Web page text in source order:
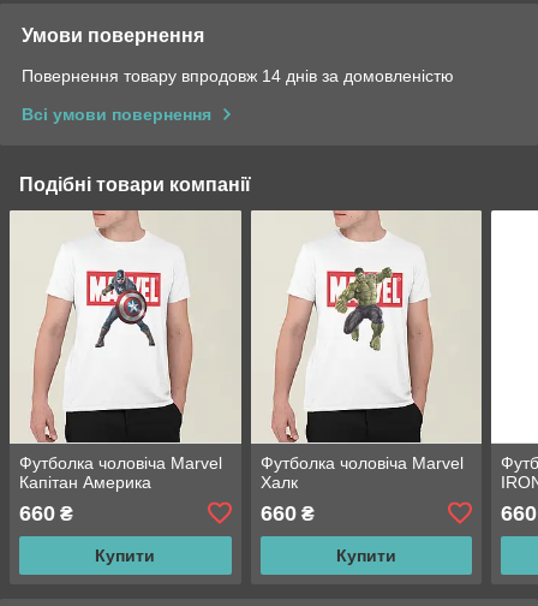
Умови повернення
Повернення товару впродовж 14 днів за домовленістю
Всі умови повернення
Подібні товари компанії
Футболка чоловіча Marvel
Капітан Америка
660 ₴
Купити
Футболка чоловіча Marvel
Халк
660₴
Купити
660